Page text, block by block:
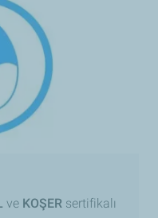
ve KOŞER sertifikalı